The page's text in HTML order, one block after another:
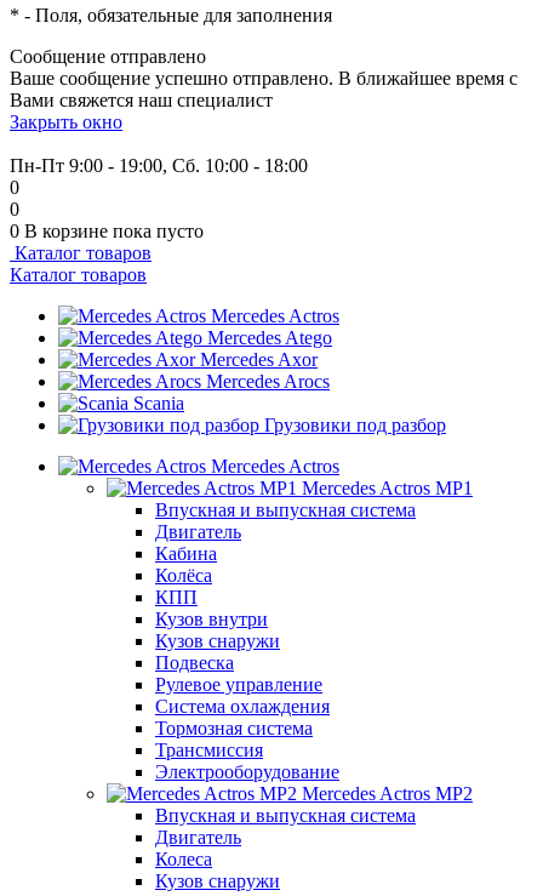
* - Поля, обязательные для заполнения
Сообщение отправлено
Ваше сообщение успешно отправлено. В ближайшее время с
Вами свяжется наш специалист
Закрыть окно
Пн-Пт 9:00 - 19:00, Сб. 10:00 - 18:00
0
0
0 В корзине пока пусто
Каталог товаров
Каталог товаров
Mercedes Actros
Mercedes Atego
Mercedes Axor
Mercedes Arocs
Scania
Грузовики под разбор
Mercedes Actros
Mercedes Actros MP1
Впускная и выпускная система
Двигатель
Кабина
Колёса
КПП
Кузов внутри
Кузов снаружи
Подвеска
Рулевое управление
Система охлаждения
Тормозная система
Трансмиссия
Электрооборудование
Mercedes Actros MP2
Впускная и выпускная система
Двигатель
Колеса
Кузов снаружи